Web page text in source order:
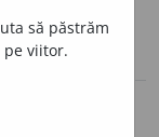
să păstrăm
viitor.